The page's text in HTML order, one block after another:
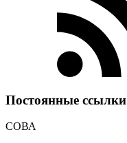
Постоянные ссылки
СОВА